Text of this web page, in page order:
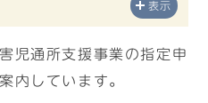
表示
児通所支援事業の指定申
内しています。